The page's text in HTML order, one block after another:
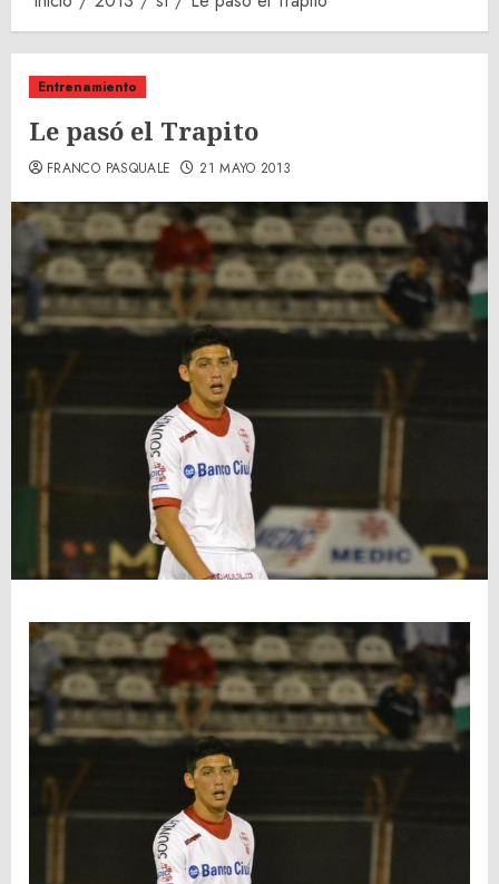
Entrenamiento
Le pasó el Trapito
FRANCO PASQUALE 21 MAYO 2013